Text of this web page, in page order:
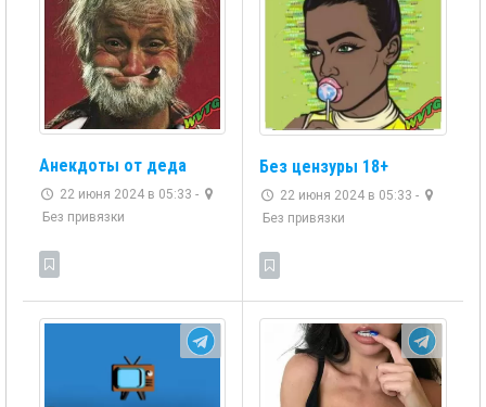
Анекдоты от деда
22 июня 2024 в 05:33 -
Без привязки
Без цензуры 18+
22 июня 2024 в 05:33 -
Без привязки